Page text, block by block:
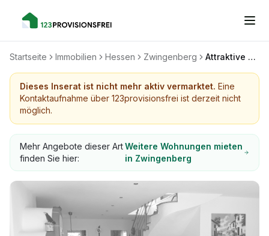
Startseite Immobilien Hessen Zwingenberg Attraktive 5 Zimmer - Wohnung in 64673 Zwingenberg zu vermieten
Dieses Inserat ist nicht mehr aktiv vermarktet. Eine
Kontaktaufnahme über 123provisionsfrei ist derzeit nicht
möglich.
Mehr Angebote dieser Art
finden Sie hier:
Weitere Wohnungen mieten
in Zwingenberg